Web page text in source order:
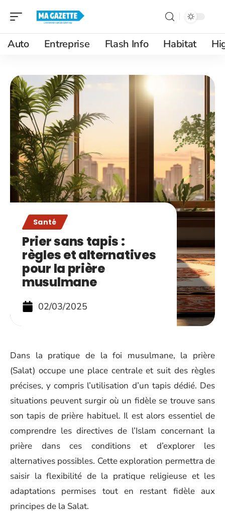
Auto Entreprise Flash Info Habitat
Santé
Prier sans tapis :
règles et alternatives
pour la prière
musulmane
02/03/2025
Dans la pratique de la foi musulmane, la prière
(Salat) occupe une place centrale et suit des règles
précises, y compris l’utilisation d’un tapis dédié. Des
situations peuvent surgir où un fidèle se trouve sans
son tapis de prière habituel. Il est alors essentiel de
comprendre les directives de l’Islam concernant la
prière dans ces conditions et d’explorer les
alternatives possibles. Cette exploration permettra de
saisir la flexibilité de la pratique religieuse et les
adaptations permises tout en restant fidèle aux
principes de la Salat.